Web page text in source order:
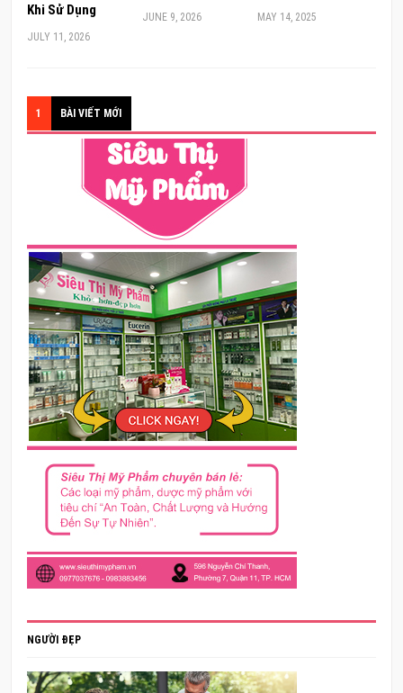
Khi Sử Dụng
JULY 11, 2026
JUNE 9, 2026 MAY 14, 2025
1 BÀI VIẾT MỚI
NGƯỜI ĐẸP